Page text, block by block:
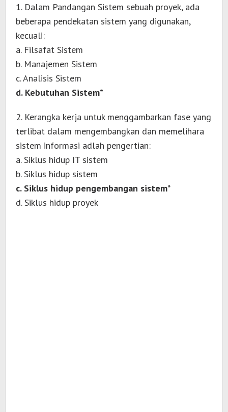
1. Dalam Pandangan Sistem sebuah proyek, ada
beberapa pendekatan sistem yang digunakan,
kecuali:
a. Filsafat Sistem
b. Manajemen Sistem
c. Analisis Sistem
d. Kebutuhan Sistem*
2. Kerangka kerja untuk menggambarkan fase yang
terlibat dalam mengembangkan dan memelihara
sistem informasi adlah pengertian:
a. Siklus hidup IT sistem
b. Siklus hidup sistem
c. Siklus hidup pengembangan sistem*
d. Siklus hidup proyek